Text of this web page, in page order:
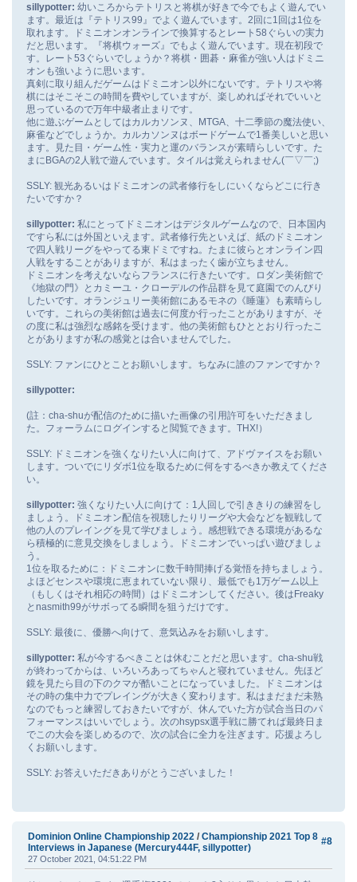
sillypotter: 幼いころからテトリスと将棋が好きで今でもよく遊んでい
ます。最近は『テトリス99』でよく遊んでいます。2回に1回は1位を
取れます。ドミニオンオンラインで換算するとレート58ぐらいの実力
だと思います。『将棋ウォーズ』でもよく遊んでいます。現在初段で
す。レート53ぐらいでしょうか？将棋・囲碁・麻雀が強い人はドミニ
オンも強いように思います。
真剣に取り組んだゲームはドミニオン以外にないです。テトリスや将
棋にはそこそこの時間を費やしていますが、楽しめればそれでいいと
思っているので万年中級者止まりです。
他に遊ぶゲームとしてはカルカソンヌ、MTGA、十二季節の魔法使い、
麻雀などでしょうか。カルカソンヌはボードゲームで1番美しいと思い
ます。見た目・ゲーム性・実力と運のバランスが素晴らしいです。た
まにBGAの2人戦で遊んでいます。タイルは覚えられません(￣▽￣;)
SSLY: 観光あるいはドミニオンの武者修行をしにいくならどこに行き
たいですか？
sillypotter: 私にとってドミニオンはデジタルゲームなので、日本国内
ですら私には外国といえます。武者修行先といえば、紙のドミニオン
で四人戦リーグをやってる東ドミですね。たまに彼らとオンライン四
人戦をすることがありますが、私はまったく歯が立ちません。
ドミニオンを考えないならフランスに行きたいです。ロダン美術館で
《地獄の門》とカミーユ・クローデルの作品群を見て庭園でのんびり
したいです。オランジュリー美術館にあるモネの《睡蓮》も素晴らし
いです。これらの美術館は過去に何度か行ったことがありますが、そ
の度に私は強烈な感銘を受けます。他の美術館もひととおり行ったこ
とがありますが私の感覚とは合いませんでした。
SSLY: ファンにひとことお願いします。ちなみに誰のファンですか？
sillypotter:
(註：cha-shuが配信のために描いた画像の引用許可をいただきまし
た。フォーラムにログインすると閲覧できます。THX!）
SSLY: ドミニオンを強くなりたい人に向けて、アドヴァイスをお願い
します。ついでにリダボ1位を取るために何をするべきか教えてくださ
い。
sillypotter: 強くなりたい人に向けて：1人回しで引ききりの練習をし
ましょう。ドミニオン配信を視聴したりリーグや大会などを観戦して
他の人のプレイングを見て学びましょう。感想戦できる環境があるな
ら積極的に意見交換をしましょう。ドミニオンでいっぱい遊びましょ
う。
1位を取るために：ドミニオンに数千時間捧げる覚悟を持ちましょう。
よほどセンスや環境に恵まれていない限り、最低でも1万ゲーム以上
（もしくはそれ相応の時間）はドミニオンしてください。後はFreaky
とnasmith99がサボってる瞬間を狙うだけです。
SSLY: 最後に、優勝へ向けて、意気込みをお願いします。
sillypotter: 私が今するべきことは休むことだと思います。cha-shu戦
が終わってからは、いろいろあってちゃんと寝れていません。先ほど
鏡を見たら目の下のクマが酷いことになっていました。ドミニオンは
その時の集中力でプレイングが大きく変わります。私はまだまだ未熟
なのでもっと練習しておきたいですが、休んでいた方が試合当日のパ
フォーマンスはいいでしょう。次のhsypsx選手戦に勝てれば最終日ま
でこの大会を楽しめるので、次の試合に全力を注ぎます。応援よろし
くお願いします。
SSLY: お答えいただきありがとうございました！
#8
Dominion Online Championship 2022 / Championship 2021 Top 8
Interviews in Japanese (Mercury444F, sillypotter)
27 October 2021, 04:51:22 PM